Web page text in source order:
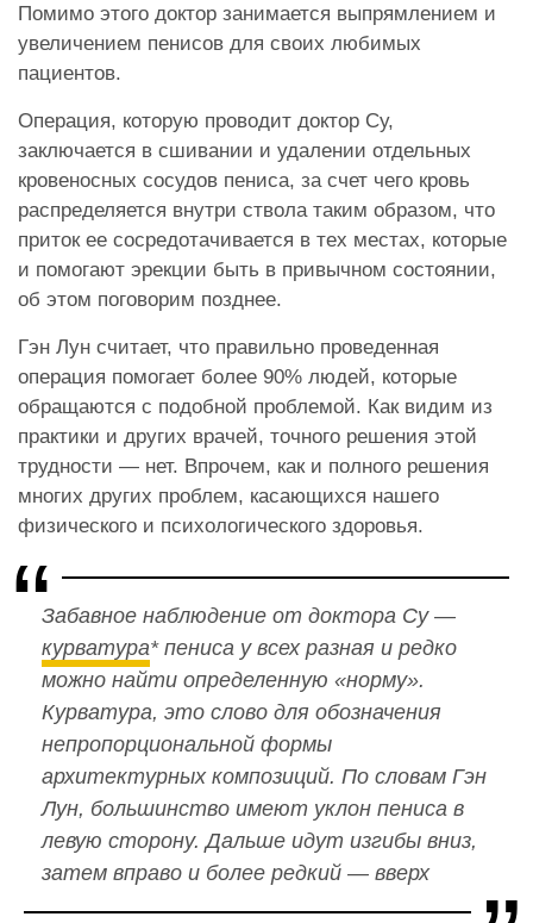
Помимо этого доктор занимается выпрямлением и
увеличением пенисов для своих любимых
пациентов.
Операция, которую проводит доктор Су,
заключается в сшивании и удалении отдельных
кровеносных сосудов пениса, за счет чего кровь
распределяется внутри ствола таким образом, что
приток ее сосредотачивается в тех местах, которые
и помогают эрекции быть в привычном состоянии,
об этом поговорим позднее.
Гэн Лун считает, что правильно проведенная
операция помогает более 90% людей, которые
обращаются с подобной проблемой. Как видим из
практики и других врачей, точного решения этой
трудности — нет. Впрочем, как и полного решения
многих других проблем, касающихся нашего
физического и психологического здоровья.
Забавное наблюдение от доктора Су —
курватура* пениса у всех разная и редко
можно найти определенную «норму».
Курватура, это слово для обозначения
непропорциональной формы
архитектурных композиций. По словам Гэн
Лун, большинство имеют уклон пениса в
левую сторону. Дальше идут изгибы вниз,
затем вправо и более редкий — вверх